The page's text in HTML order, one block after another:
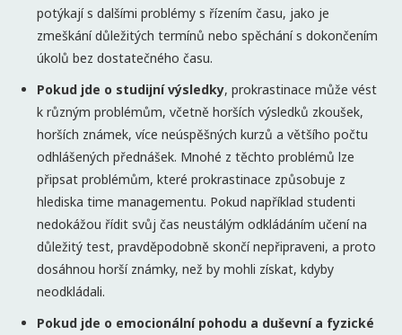
potýkají s dalšími problémy s řízením času, jako je
zmeškání důležitých termínů nebo spěchání s dokončením
úkolů bez dostatečného času.
Pokud jde o studijní výsledky, prokrastinace může vést
k různým problémům, včetně horších výsledků zkoušek,
horších známek, více neúspěšných kurzů a většího počtu
odhlášených přednášek. Mnohé z těchto problémů lze
připsat problémům, které prokrastinace způsobuje z
hlediska time managementu. Pokud například studenti
nedokážou řídit svůj čas neustálým odkládáním učení na
důležitý test, pravděpodobně skončí nepřipraveni, a proto
dosáhnou horší známky, než by mohli získat, kdyby
neodkládali.
Pokud jde o emocionální pohodu a duševní a fyzické